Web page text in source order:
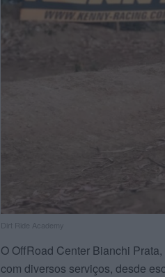
Dirt Ride Academy
O OffRoad Center Bianchi
com diversos serviços, desde